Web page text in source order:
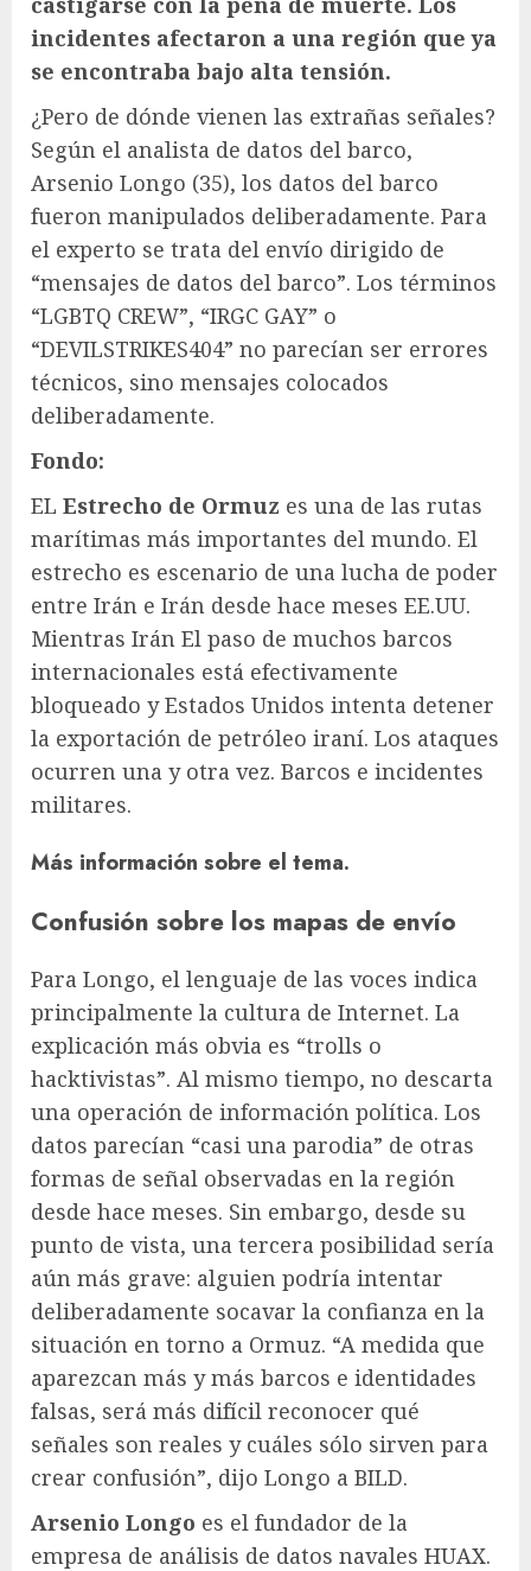
incidentes afectaron a una región que ya
se encontraba bajo alta tensión.
¿Pero de dónde vienen las extrañas señales?
Según el analista de datos del barco,
Arsenio Longo (35), los datos del barco
fueron manipulados deliberadamente. Para
el experto se trata del envío dirigido de
“mensajes de datos del barco”. Los términos
“LGBTQ CREW”, “IRGC GAY” o
“DEVILSTRIKES404” no parecían ser errores
técnicos, sino mensajes colocados
deliberadamente.
Fondo:
EL Estrecho de Ormuz es una de las rutas
marítimas más importantes del mundo. El
estrecho es escenario de una lucha de poder
entre Irán e Irán desde hace meses EE.UU.
Mientras Irán El paso de muchos barcos
internacionales está efectivamente
bloqueado y Estados Unidos intenta detener
la exportación de petróleo iraní. Los ataques
ocurren una y otra vez. Barcos e incidentes
militares.
Más información sobre el tema.
Confusión sobre los mapas de envío
Para Longo, el lenguaje de las voces indica
principalmente la cultura de Internet. La
explicación más obvia es “trolls o
hacktivistas”. Al mismo tiempo, no descarta
una operación de información política. Los
datos parecían “casi una parodia” de otras
formas de señal observadas en la región
desde hace meses. Sin embargo, desde su
punto de vista, una tercera posibilidad sería
aún más grave: alguien podría intentar
deliberadamente socavar la confianza en la
situación en torno a Ormuz. “A medida que
aparezcan más y más barcos e identidades
falsas, será más difícil reconocer qué
señales son reales y cuáles sólo sirven para
crear confusión”, dijo Longo a BILD.
Arsenio Longo es el fundador de la
empresa de análisis de datos navales HUAX.